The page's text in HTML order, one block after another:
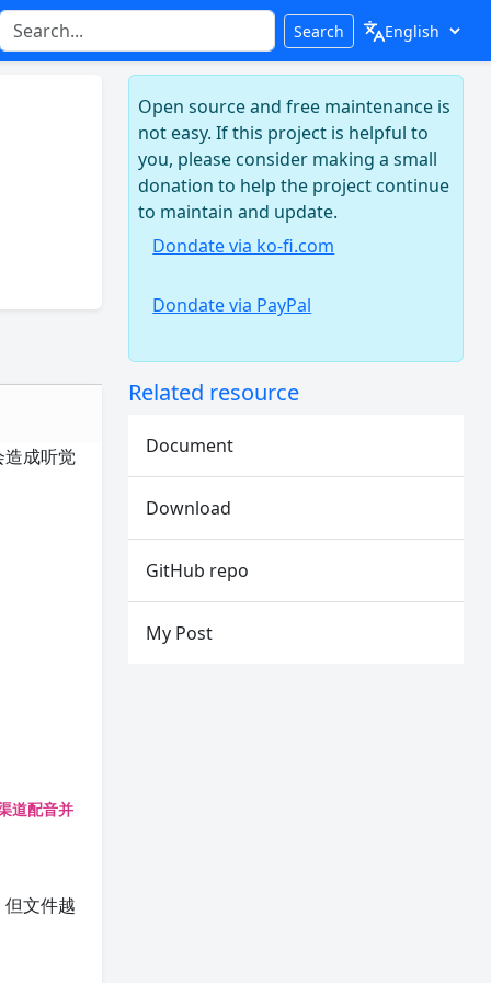
Search
造成听觉
道配音并
但文件越
Open source and free maintenance is
not easy. If this project is helpful to
you, please consider making a small
donation to help the project continue
to maintain and update.
Dondate via ko-fi.com
Dondate via PayPal
Related resource
Document
Download
GitHub repo
My Post